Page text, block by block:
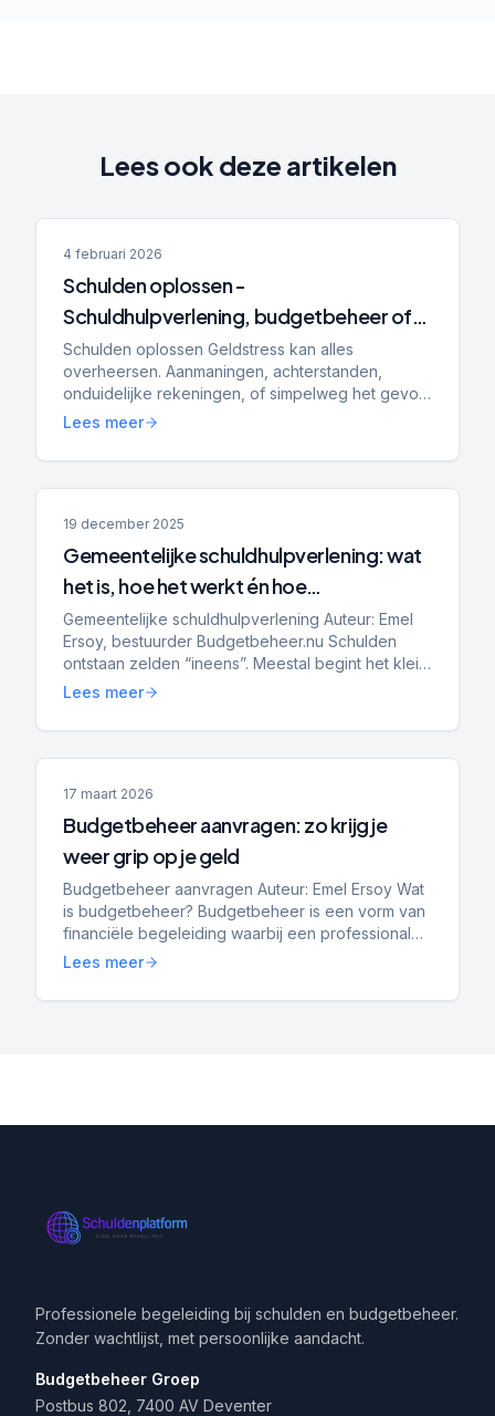
Lees ook deze artikelen
4 februari 2026
Schulden oplossen -
Schuldhulpverlening, budgetbeheer of
bewindvoering: wat is het verschil en wat
past bij jou?
Schulden oplossen Geldstress kan alles
overheersen. Aanmaningen, achterstanden,
onduidelijke rekeningen, of simpelweg het gevoel
dat je de controle kwijt bent. Dan ga je zoeken
Lees meer
19 december 2025
Gemeentelijke schuldhulpverlening: wat
het is, hoe het werkt én hoe
Schuldenplatform.nl zich verhoudt tot
gemeenten
Gemeentelijke schuldhulpverlening Auteur: Emel
Ersoy, bestuurder Budgetbeheer.nu Schulden
ontstaan zelden “ineens”. Meestal begint het klein:
een achterstand bij energie, een paar
Lees meer
17 maart 2026
Budgetbeheer aanvragen: zo krijg je
weer grip op je geld
Budgetbeheer aanvragen Auteur: Emel Ersoy Wat
is budgetbeheer? Budgetbeheer is een vorm van
financiële begeleiding waarbij een professional
jouw inkomsten en uitgaven beheert. Het doel is
Lees meer
Professionele begeleiding bij schulden en budgetbeheer.
Zonder wachtlijst, met persoonlijke aandacht.
Budgetbeheer Groep
Postbus 802, 7400 AV Deventer